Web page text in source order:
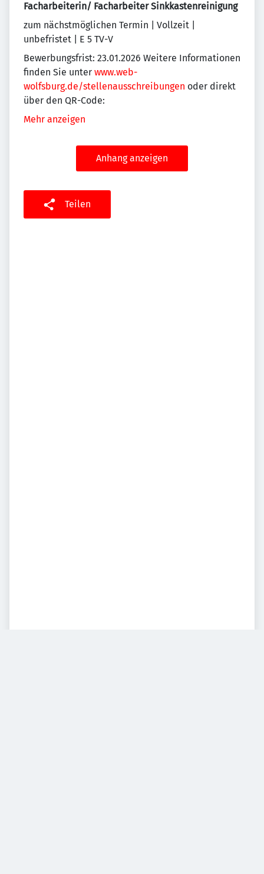
Facharbeiterin/ Facharbeiter Sinkkastenreinigung
zum nächstmöglichen Termin | Vollzeit |
unbefristet | E 5 TV-V
Bewerbungsfrist: 23.01.2026 Weitere Informationen
finden Sie unter www.web-
wolfsburg.de/stellenausschreibungen oder direkt
über den QR-Code:
Mehr anzeigen
Anhang anzeigen
Teilen